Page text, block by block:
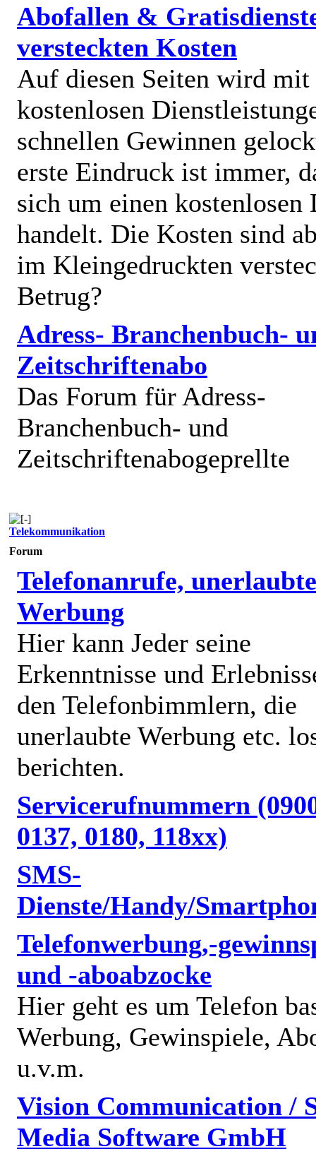
Abofallen &
versteckten Kosten
Auf diesen Seiten wird mit
kostenlosen
schnellen Gewinnen
erste Eindruck ist immer,
sich um einen kostenlosen
handelt. Die Kosten sind
im Kleingedruckten
Betrug?
Adress- Branchenbuch-
Zeitschriftenabo
Das Forum für Adress-
Branchenbuch- und
Zeitschriftenabogeprellte
Telekommunikation
Forum
Telefonanrufe, unerlaubte
Werbung
Hier kann Jeder seine
Erkenntnisse und
den Telefonbimmlern, die
unerlaubte Werbung etc.
berichten.
Servicerufnummern
0137, 0180, 118xx)
SMS-
Dienste/Handy/
Telefonwerbung,-
und -aboabzocke
Hier geht es um Telefon
Werbung, Gewinspiele,
u.v.m.
Vision Communication /
Media Software GmbH